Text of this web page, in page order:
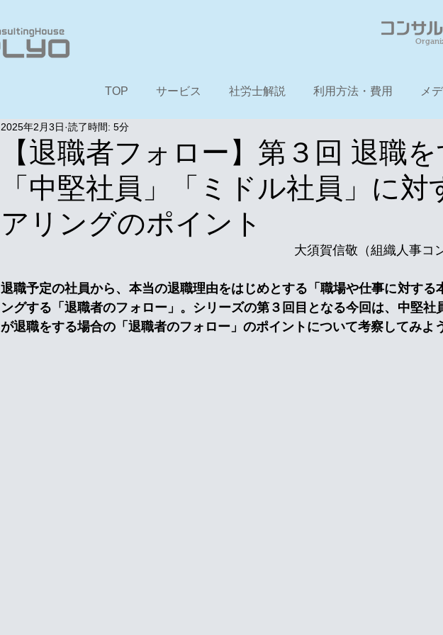
TOP サービス 社労士解説 利用方法・費用 メ
【退職者フォロー】第３回 退職
「中堅社員」「ミドル社員」に対
アリングのポイント
2025年2月3日 読了時間: 5分
大須賀信敬（組織人事コンサルタ
退職予定の社員から、本当の退職理由をはじめとする「職場や仕事に対する
ングする「退職者のフォロー」。シリーズの第３回目となる今回は、中堅社
が退職をする場合の「退職者のフォロー」のポイントについて考察してみよ